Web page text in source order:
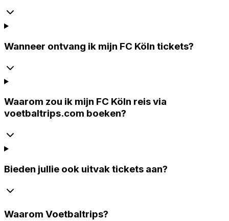
Wanneer ontvang ik mijn FC Köln tickets?
Waarom zou ik mijn FC Köln reis via
voetbaltrips.com boeken?
Bieden jullie ook uitvak tickets aan?
Waarom Voetbaltrips?